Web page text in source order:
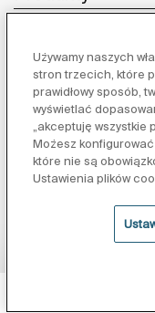
Obsługa klienta
O nas
Używamy naszych
stron trzecich, które
prawidłowy sposób,
wyświetlać
„akceptuję wszystkie
Możesz
które nie są
Ustawienia plików